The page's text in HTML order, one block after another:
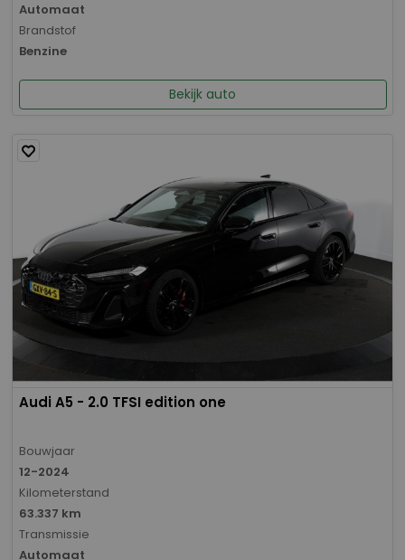
Automaat
Brandstof
Benzine
Bekijk auto
Audi A5 - 2.0 TFSI edition one
Bouwjaar
12-2024
Kilometerstand
63.337 km
Transmissie
Automaat